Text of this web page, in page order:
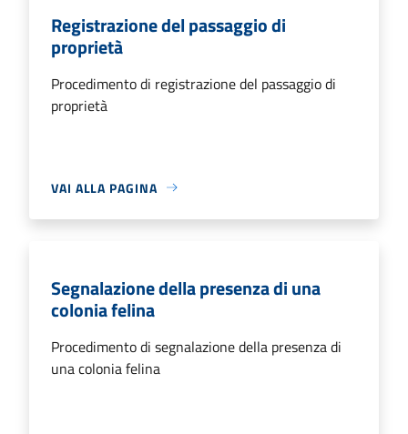
Registrazione del passaggio di
proprietà
Procedimento di registrazione del passaggio di
proprietà
VAI ALLA PAGINA
Segnalazione della presenza di una
colonia felina
Procedimento di segnalazione della presenza di
una colonia felina